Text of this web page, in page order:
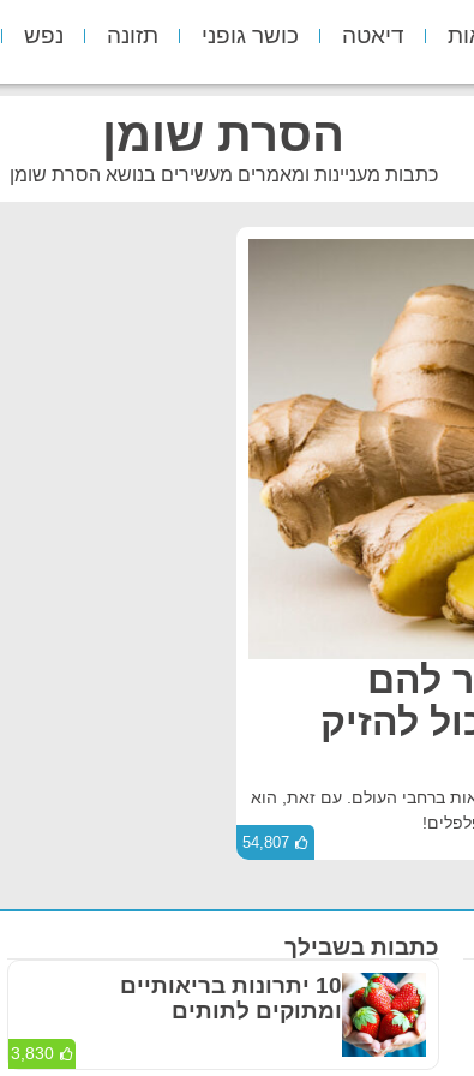
דיאטה כושר גופני תזונה נפש
הסרת שומן
כתבות מעניינות ומאמרים מעשירים בנושא הסרת שומן
להם
להזיק
ברחבי העולם. עם זאת, הוא
54,807
כתבות בשבילך
10 יתרונות בריאותיים
ומתוקים לתותים
3,830